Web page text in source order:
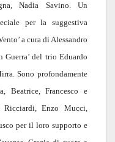
Nadia Savino. Un
per la suggestiva
a cura di Alessandro
Guerra’ del trio Eduardo
Sono profondamente
Beatrice, Francesco e
Enzo Mucci,
per il loro supporto e